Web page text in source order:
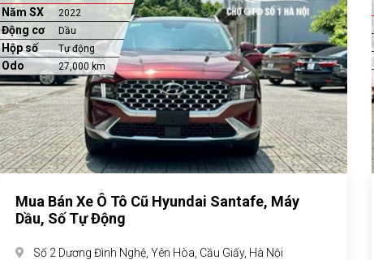
Năm SX 2022
Động cơ Dầu
Hộp số Tự động
Odo 27,000 km
Mua Bán Xe Ô Tô Cũ Hyundai Santafe, Máy
Dầu, Số Tự Động
Số 2 Dương Đình Nghệ, Yên Hòa, Cầu Giấy, Hà Nội